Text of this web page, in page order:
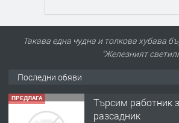
Такава една чудна и толкова хубава
"Железният
Последни обяви
ПРЕДЛАГА
Търсим работник
разсадник